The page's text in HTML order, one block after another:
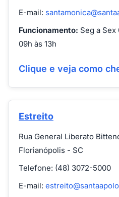
E-mail:
Funcionamento: Seg a Sex
09h às 13h
Clique e veja como
Estreito
Rua General Liberato
Florianópolis - SC
Telefone: (48) 3072-5000
E-mail: